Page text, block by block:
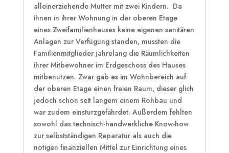
alleinerziehende Mutter mit zwei Kindern. Da
ihnen in ihrer Wohnung in der oberen Etage
eines Zweifamilienhauses keine eigenen sanitären
Anlagen zur Verfügung standen, mussten die
Familienmitglieder jahrelang die Räumlichkeiten
ihrer Mitbewohner im Erdgeschoss des Hauses
mitbenutzen. Zwar gab es im Wohnbereich auf
der oberen Etage einen freien Raum, dieser glich
jedoch schon seit langem einem Rohbau und
war zudem einsturzgefährdet. Außerdem fehlten
sowohl das technisch-handwerkliche Know-how
zur selbstständigen Reparatur als auch die
nötigen finanziellen Mittel zur Einrichtung eines